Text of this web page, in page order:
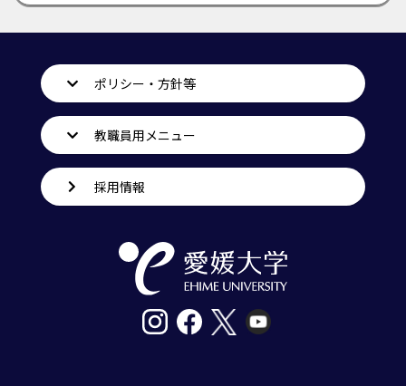
ポリシー・方針等
教職員用メニュー
採用情報